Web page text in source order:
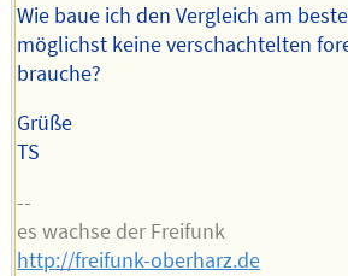
Wie baue ich den Vergleich am
möglichst keine verschachtelten
brauche?
Grüße
TS
--
es wachse der Freifunk
http://freifunk-oberharz.de